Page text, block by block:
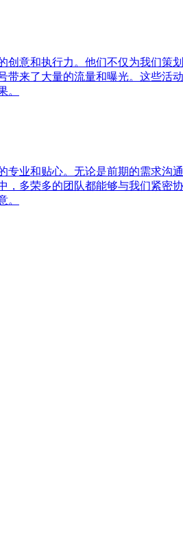
创意和执行力。他们不仅为我们
带来了大量的流量和曝光。这些
。
专业和贴心。无论是前期的需求
多荣多的团队都能够与我们紧密
。